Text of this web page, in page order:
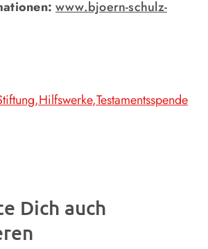
www.bjoern-schulz-
Hilfswerke Testamentsspende
Dich auch